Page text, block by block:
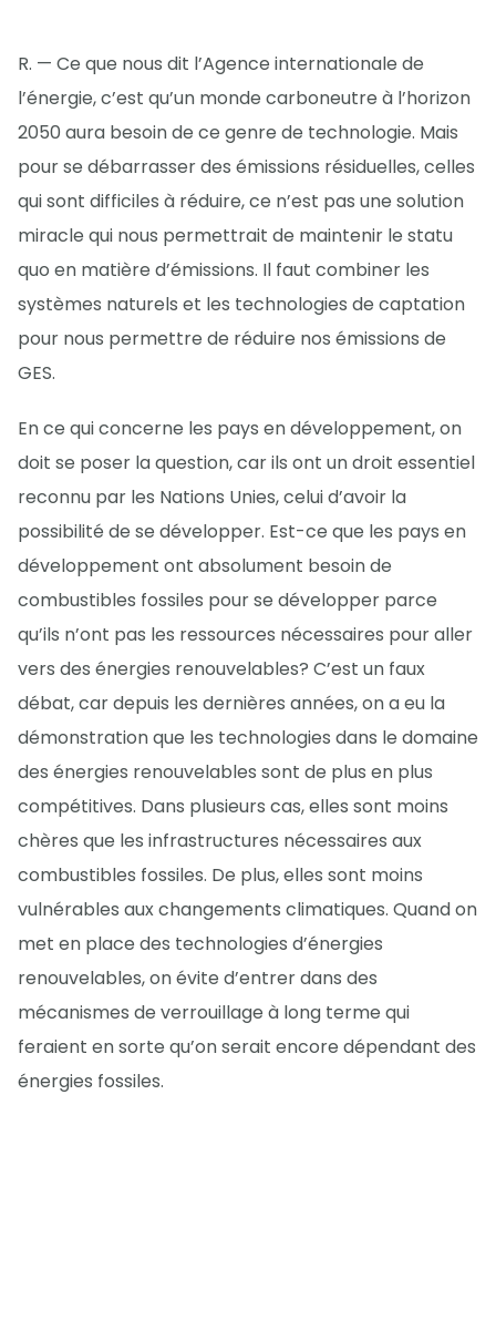
R. — Ce que nous dit l’Agence internationale de
l’énergie, c’est qu’un monde carboneutre à l’horizon
2050 aura besoin de ce genre de technologie. Mais
pour se débarrasser des émissions résiduelles, celles
qui sont difficiles à réduire, ce n’est pas une solution
miracle qui nous permettrait de maintenir le statu
quo en matière d’émissions. Il faut combiner les
systèmes naturels et les technologies de captation
pour nous permettre de réduire nos émissions de
GES.
En ce qui concerne les pays en développement, on
doit se poser la question, car ils ont un droit essentiel
reconnu par les Nations Unies, celui d’avoir la
possibilité de se développer. Est-ce que les pays en
développement ont absolument besoin de
combustibles fossiles pour se développer parce
qu’ils n’ont pas les ressources nécessaires pour aller
vers des énergies renouvelables? C’est un faux
débat, car depuis les dernières années, on a eu la
démonstration que les technologies dans le domaine
des énergies renouvelables sont de plus en plus
compétitives. Dans plusieurs cas, elles sont moins
chères que les infrastructures nécessaires aux
combustibles fossiles. De plus, elles sont moins
vulnérables aux changements climatiques. Quand on
met en place des technologies d’énergies
renouvelables, on évite d’entrer dans des
mécanismes de verrouillage à long terme qui
feraient en sorte qu’on serait encore dépendant des
énergies fossiles.